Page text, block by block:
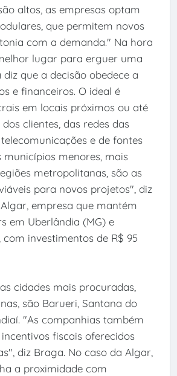
altos, as empresas optam
que permitem novos
com a demanda." Na hora
lugar para erguer uma
que a decisão obedece a
e financeiros. O ideal é
em locais próximos ou até
clientes, das redes das
e de fontes
municípios menores, mais
metropolitanas, são as
para novos projetos", diz
empresa que mantém
em Uberlândia (MG) e
com investimentos de R$ 95
cidades mais procuradas,
são Barueri, Santana do
"As companhias também
fiscais oferecidos
diz Braga. No caso da Algar,
a proximidade com